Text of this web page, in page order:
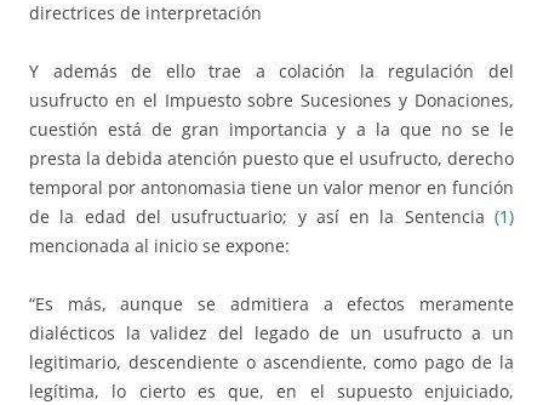
directrices de interpretación
Y además de ello trae a colación la regulación del
usufructo en el Impuesto sobre Sucesiones y Donaciones,
cuestión está de gran importancia y a la que no se le
presta la debida atención puesto que el usufructo, derecho
temporal por antonomasia tiene un valor menor en función
de la edad del usufructuario; y así en la Sentencia (1)
mencionada al inicio se expone:
“Es más, aunque se admitiera a efectos meramente
dialécticos la validez del legado de un usufructo a un
legitimario, descendiente o ascendiente, como pago de la
legítima, lo cierto es que, en el supuesto enjuiciado,